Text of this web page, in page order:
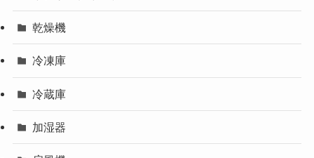
乾燥機
冷凍庫
冷蔵庫
加湿器